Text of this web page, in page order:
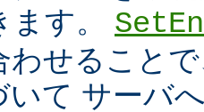
ます。
わせること
いて サーバ